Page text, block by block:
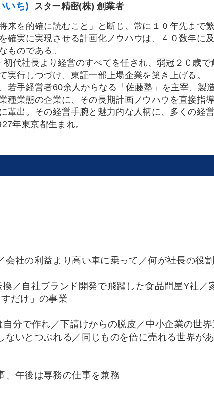
いち)
スター精密(株) 創業者
来を的確に読むこと」と断じ、常に１０年先まで
確実に実現させる計画化ノウハウは、４０数年に
ものである。
代社長より経営のすべてを任され、弱冠２０歳で
実行しつづけ、東証一部上場企業を築き上げる。
若手経営者60余人からなる「佐藤塾」を主宰、製
業態の企業に、その長期計画ノウハウを直接指
輩出。その経営手腕と魅力的な人柄に、多くの経
年東京都生まれ。
社の利益より高い車に乗って／何が社長の役
／自社ブランド開発で飛躍した食品問屋Y社／
だけ」の事業
分で作れ／下請けからの脱皮／中小企業の世
いとつぶれる／同じものを倍に売れる世界が
、午後は専務の仕事を兼務